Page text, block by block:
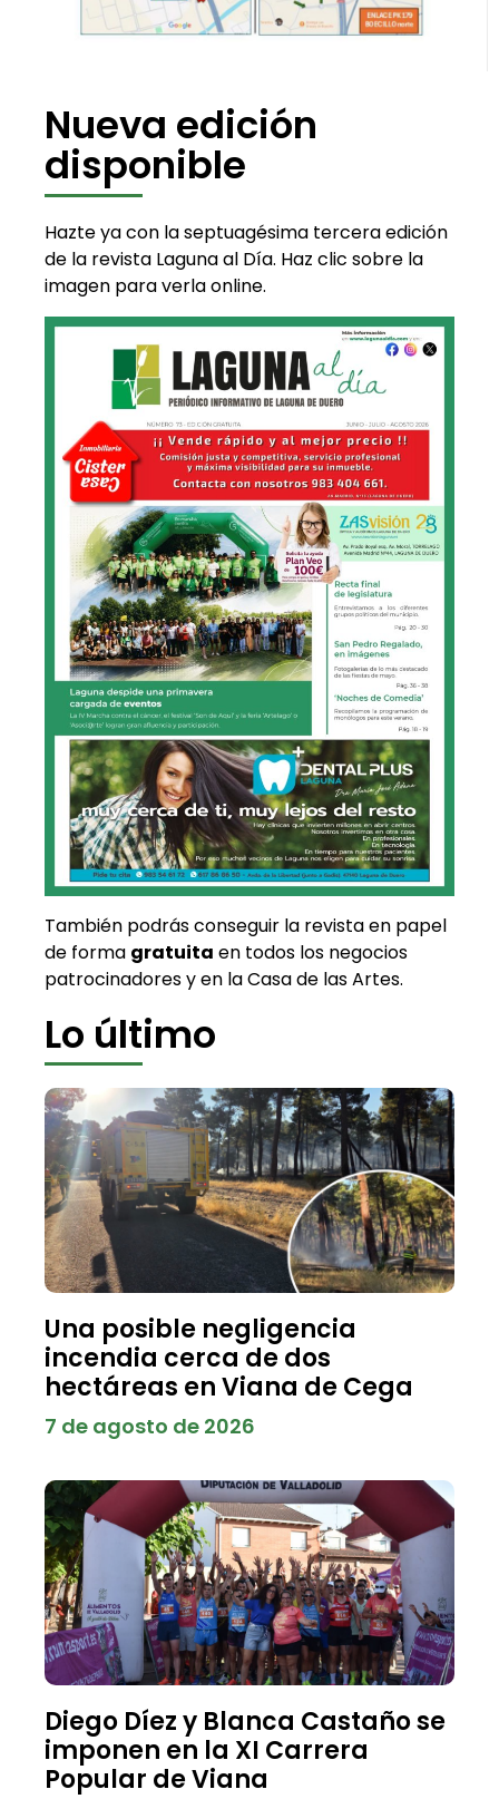
Nueva edición
disponible
Hazte ya con la septuagésima tercera edición
de la revista Laguna al Día. Haz clic sobre la
imagen para verla online.
También podrás conseguir la revista en papel
de forma gratuita en todos los negocios
patrocinadores y en la Casa de las Artes.
Lo último
Una posible negligencia
incendia cerca de dos
hectáreas en Viana de Cega
7 de agosto de 2026
Diego Díez y Blanca Castaño se
imponen en la XI Carrera
Popular de Viana